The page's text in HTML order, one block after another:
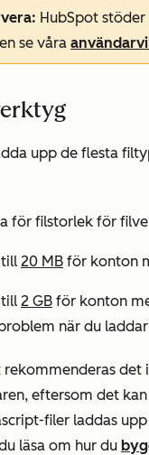
HubSpot
se våra
upp de flesta
för filstorlek för
till 20 MB för konton
till 2 GB för konton
när du
rekommenderas det
eftersom det
filer laddas
läsa om hur du